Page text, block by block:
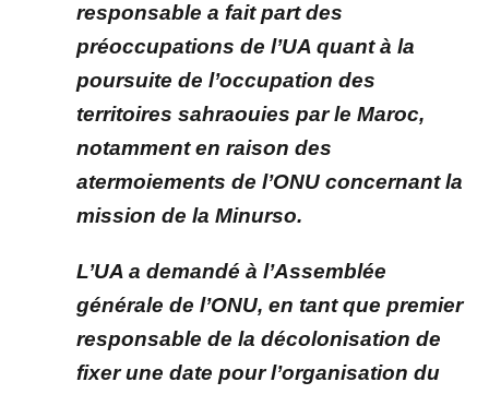
responsable a fait part des
préoccupations de l’UA quant à la
poursuite de l’occupation des
territoires sahraouies par le Maroc,
notamment en raison des
atermoiements de l’ONU concernant la
mission de la Minurso.
L’UA a demandé à l’Assemblée
générale de l’ONU, en tant que premier
responsable de la décolonisation de
fixer une date pour l’organisation du